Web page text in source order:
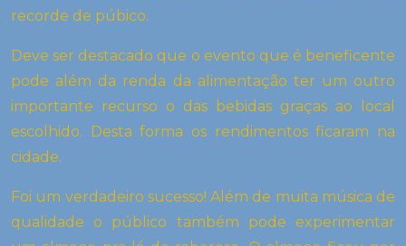
recorde de púbico.
Deve ser destacado que o evento que é beneficente
pode além da renda da alimentação ter um outro
importante recurso o das bebidas graças ao local
escolhido. Desta forma os rendimentos ficaram na
cidade.
Foi um verdadeiro sucesso! Além de muita música de
qualidade o público também pode experimentar